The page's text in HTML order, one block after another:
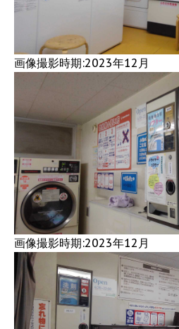
画像撮影時期:2023年12月
画像撮影時期:2023年12月